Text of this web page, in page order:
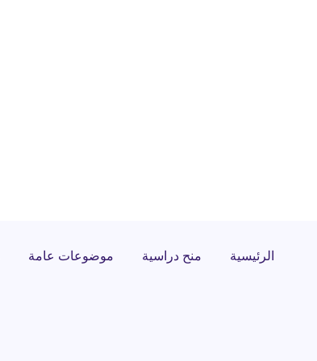
الرئيسية منح دراسية موضوعات عامة